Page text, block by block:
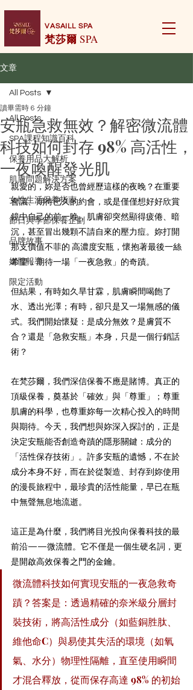
梵莎爾SPA
VASAILL SPA
文章
All Posts
SPA課程知識百科
保養用品大解析
肌膚問題解決方案
女性生活保養指南
節日與季節保養企劃
品牌故事
媒體報導
限定活動
All Posts
安瓶急救無效？解密微流體
科技如何封存 98% 高活性，
一夜喚醒發光肌
讀畢需時 6 分鐘
親愛的，妳是否也曾經歷這樣的夜晚？在重要
會議、期待已久的約會，或是僅僅想好好欣賞
鏡中自己的前一晚，肌膚卻突然顯得疲倦、暗
沉，甚至冒出幾顆不請自來的壓力痘。妳打開
那支價值不菲的 高濃度安瓶，懷抱著最後一絲
希望，期待一場「一夜急救」的奇蹟。
但結果，有時如久旱甘霖，肌膚瞬間喝飽了
水、透出光澤；有時，卻只是又一場無感的儀
式。我們開始懷疑：是成分無效？是膚質不
合？還是「急救安瓶」本身，只是一個行銷話
術？
在梵莎爾，我們深信保養不應是賭博。真正的
頂級保養，奠基於「確效」與「尊重」；尊重
肌膚的科學，也尊重妳每一次精心投入的時間
與期待。今天，我們想與妳深入探討的，正是
決定安瓶能否創造奇蹟的隱形關鍵：成分的
「活性保存技術」。許多安瓶的遺憾，不在於
成分本身不好，而在於從製造、封存到妳使用
的漫長旅程中，最珍貴的活性能量，早已在瓶
中無聲無息地流逝。
這正是為什麼，我們將目光投向保養科技的最
前沿——微流體。它不僅是一個生硬名詞，更
是開啟高效保養之門的金鑰。
微流體科技如何實現安瓶的一夜急救奇
蹟？答案是：透過精確的奈米級分層封
裝技術，將高活性成分（如藍銅胜肽、
維他命C）與易使其失活的環境（如氧
氣、水分）物理性隔離，直至使用瞬間
才混合釋放，從而保存高達 98% 的初始